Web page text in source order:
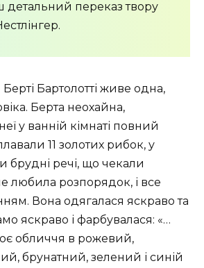
детальний переказ твору
Бартолотті живе одна,
Берта неохайна,
у ванній кімнаті повний
11 золотих рибок, у
брудні речі, що чекали
любила розпорядок, і все
Вона одягалася яскраво та
яскраво і фарбувалася: «…
обличчя в рожевий,
брунатний, зелений і синій